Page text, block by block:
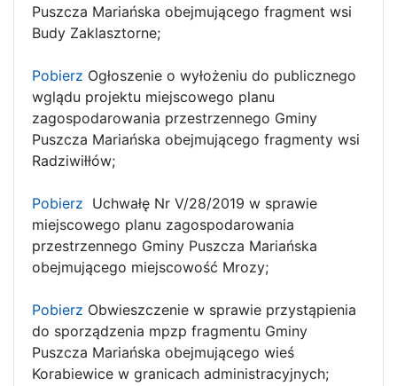
Puszcza Mariańska obejmującego fragment wsi
Budy Zaklasztorne;
Pobierz Ogłoszenie o wyłożeniu do publicznego
wglądu projektu miejscowego planu
zagospodarowania przestrzennego Gminy
Puszcza Mariańska obejmującego fragmenty wsi
Radziwiłłów;
Pobierz Uchwałę Nr V/28/2019 w sprawie
miejscowego planu zagospodarowania
przestrzennego Gminy Puszcza Mariańska
obejmującego miejscowość Mrozy;
Pobierz Obwieszczenie w sprawie przystąpienia
do sporządzenia mpzp fragmentu Gminy
Puszcza Mariańska obejmującego wieś
Korabiewice w granicach administracyjnych;